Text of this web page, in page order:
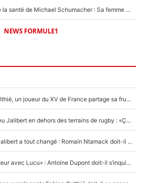
Nouvelle rumeur autour de la santé de Michael Schumacher : Sa femme Corinna sort du silence
NEWS FORMULE1
Mis de côté par Fabien Galthié, un joueur du XV de France partage sa frustration : «ils ne me l’ont pas dit tout de suite»
La raison d'être de Matthieu Jalibert en dehors des terrains de rugby : «Ça m'atteint autant que si tu touches à un membre de ma famille»
XV de France - Matthieu Jalibert a tout changé : Romain Ntamack doit-il s’inquiéter pour sa place à un an de la Coupe du monde ?
«Le XV de France est meilleur avec Lucu» : Antoine Dupont doit-il s’inquiéter pour sa place ?